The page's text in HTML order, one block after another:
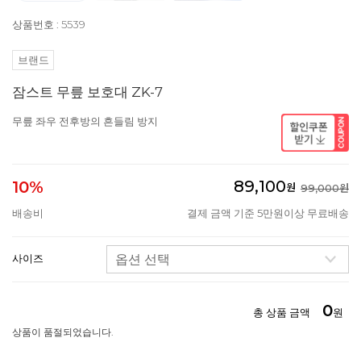
상품번호 : 5539
브랜드
잠스트 무릎 보호대 ZK-7
무릎 좌우 전후방의 흔들림 방지
10% 89,100원 99,000원
배송비
결제 금액 기준 5만원이상 무료배송
사이즈
총 상품 금액 0원
상품이 품절되었습니다.